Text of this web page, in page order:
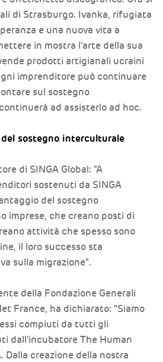
di Strasburgo. Ivanka, rifugiata
e una nuova vita a
in mostra l'arte della sua
prodotti artigianali ucraini
imprenditore può continuare
sul sostegno
ad assisterlo ad hoc.
sostegno interculturale
di SINGA Global: "A
sostenuti da SINGA
del sostegno
imprese, che creano posti di
attività che spesso sono
il loro successo sta
sulla migrazione".
della Fondazione Generali
France, ha dichiarato: "Siamo
compiuti da tutti gli
dall'incubatore The Human
Dalla creazione della nostra